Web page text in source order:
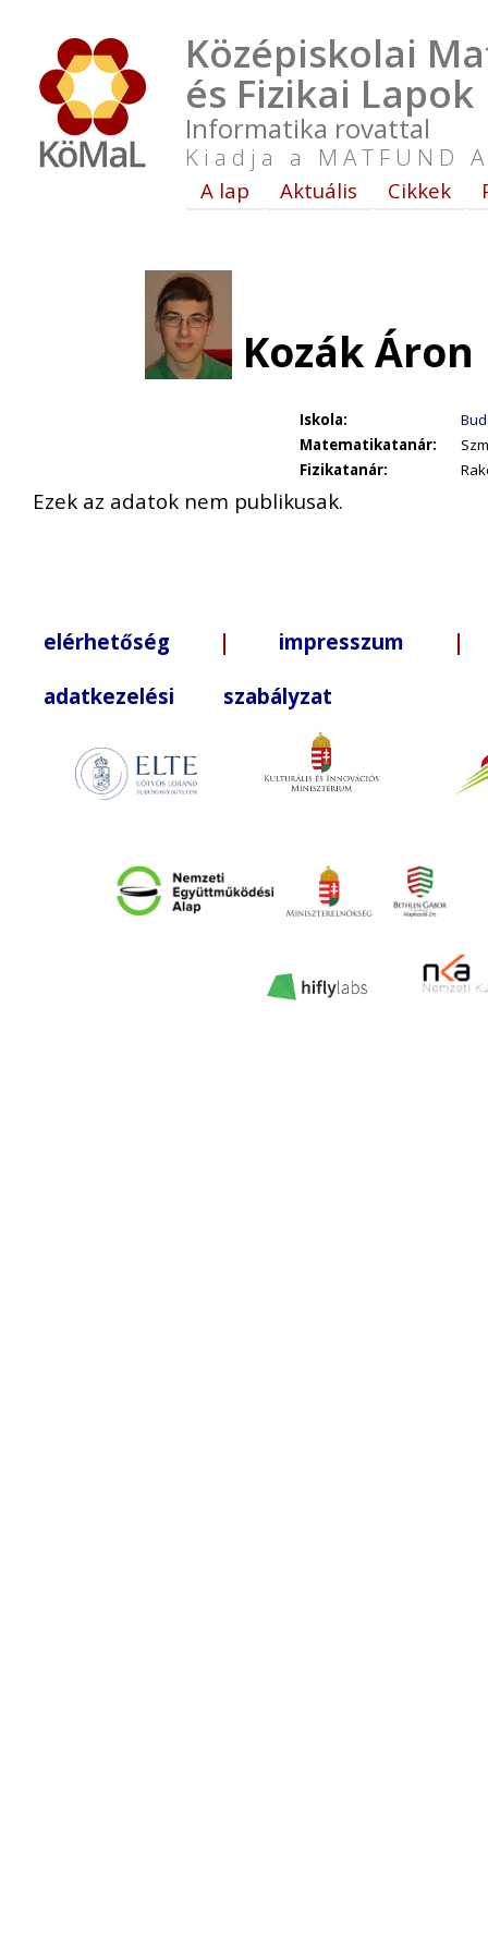
Középiskolai
és Fizikai Lapok
Informatika rovattal
Kiadja a MATFUND
A lap Aktuális Cikkek
Kozák
Iskola:
Matematikatanár:
Fizikatanár:
Ezek az adatok nem publikusak.
elérhetőség | impresszum |
adatkezelési szabályzat